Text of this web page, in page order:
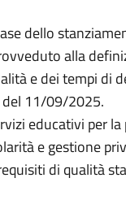
dello
alla
e dei tempi di
del 11/09/2025.
educativi per
e gestione
di qualità